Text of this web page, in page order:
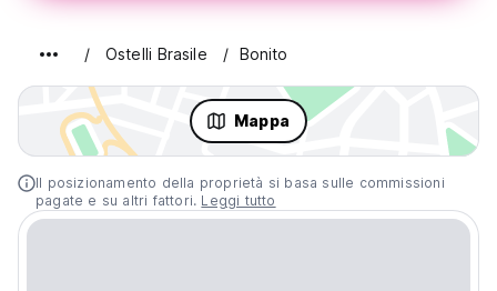
Ostelli Brasile Bonito
Mappa
Il posizionamento della proprietà si basa sulle commissioni
pagate e su altri fattori. Leggi tutto